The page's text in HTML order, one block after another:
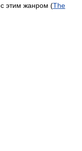
с этим жанром (The